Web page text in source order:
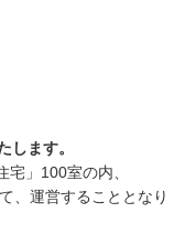
します。
」100室の内、
、運営することとなり